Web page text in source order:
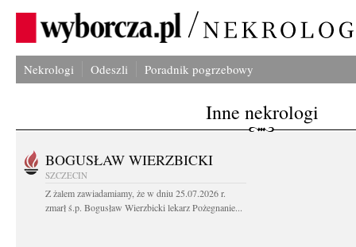
Nekrologi Odeszli Poradnik pogrzebowy
Inne nekrologi
BOGUSŁAW WIERZBICKI
SZCZECIN
Z żalem zawiadamiamy, że w dniu 25.07.2026 r.
zmarł ś.p. Bogusław Wierzbicki lekarz Pożegnanie...